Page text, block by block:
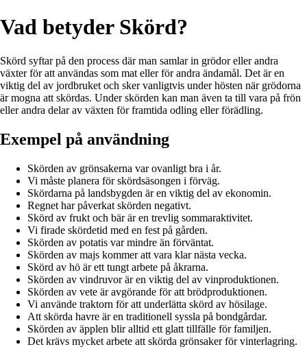
Vad betyder Skörd?
Skörd syftar på den process där man samlar in grödor eller andra
växter för att användas som mat eller för andra ändamål. Det är en
viktig del av jordbruket och sker vanligtvis under hösten när grödorna
är mogna att skördas. Under skörden kan man även ta till vara på frön
eller andra delar av växten för framtida odling eller förädling.
Exempel på användning
Skörden av grönsakerna var ovanligt bra i år.
Vi måste planera för skördsäsongen i förväg.
Skördarna på landsbygden är en viktig del av ekonomin.
Regnet har påverkat skörden negativt.
Skörd av frukt och bär är en trevlig sommaraktivitet.
Vi firade skördetid med en fest på gården.
Skörden av potatis var mindre än förväntat.
Skörden av majs kommer att vara klar nästa vecka.
Skörd av hö är ett tungt arbete på åkrarna.
Skörden av vindruvor är en viktig del av vinproduktionen.
Skörden av vete är avgörande för att brödproduktionen.
Vi använde traktorn för att underlätta skörd av hösilage.
Att skörda havre är en traditionell syssla på bondgårdar.
Skörden av äpplen blir alltid ett glatt tillfälle för familjen.
Det krävs mycket arbete att skörda grönsaker för vinterlagring.